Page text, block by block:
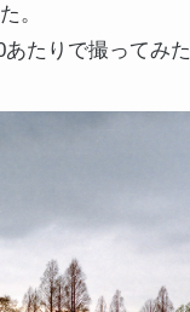
。
たりで撮ってみた